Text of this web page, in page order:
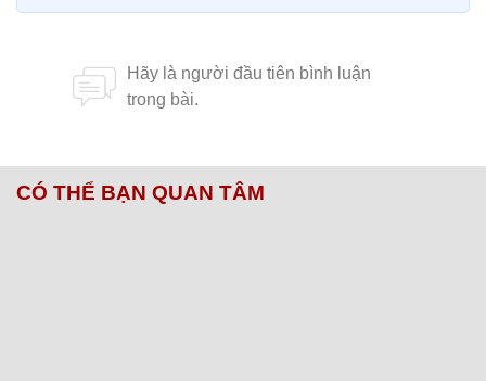
CÓ THỂ BẠN QUAN TÂM